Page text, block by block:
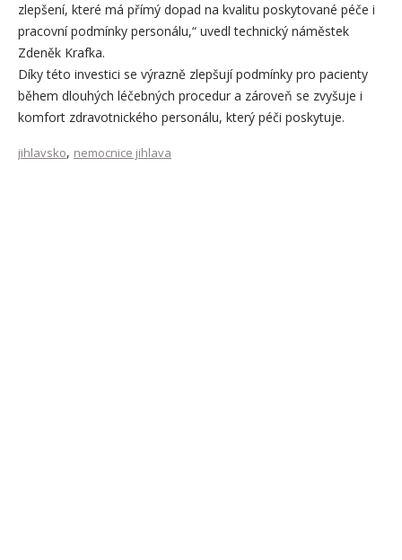
zlepšení, které má přímý dopad na kvalitu poskytované péče i
pracovní podmínky personálu,“ uvedl technický náměstek
Zdeněk Krafka.
Díky této investici se výrazně zlepšují podmínky pro pacienty
během dlouhých léčebných procedur a zároveň se zvyšuje i
komfort zdravotnického personálu, který péči poskytuje.
jihlavsko, nemocnice jihlava